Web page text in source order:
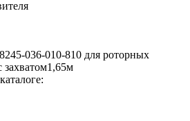
036-010-810 для роторных